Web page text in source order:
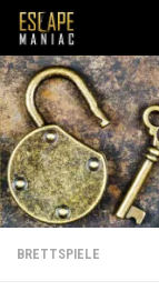
Unter dem Inhalt
BRETTSPIELE